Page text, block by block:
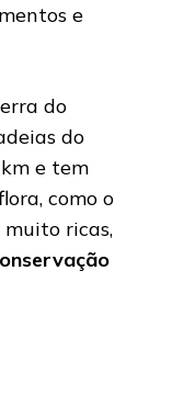
e
do
do
e tem
como o
muito ricas,